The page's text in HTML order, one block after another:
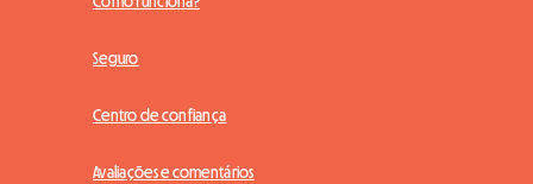
Seguro
Centro de confiança
Avaliações e comentários